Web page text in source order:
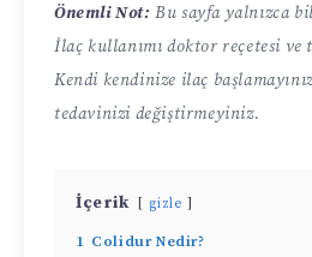
Önemli Not: Bu sayfa yalnızca
İlaç kullanımı doktor reçetesi ve
Kendi kendinize ilaç
tedavinizi değiştirmeyiniz.
İçerik gizle
1 Colidur Nedir?